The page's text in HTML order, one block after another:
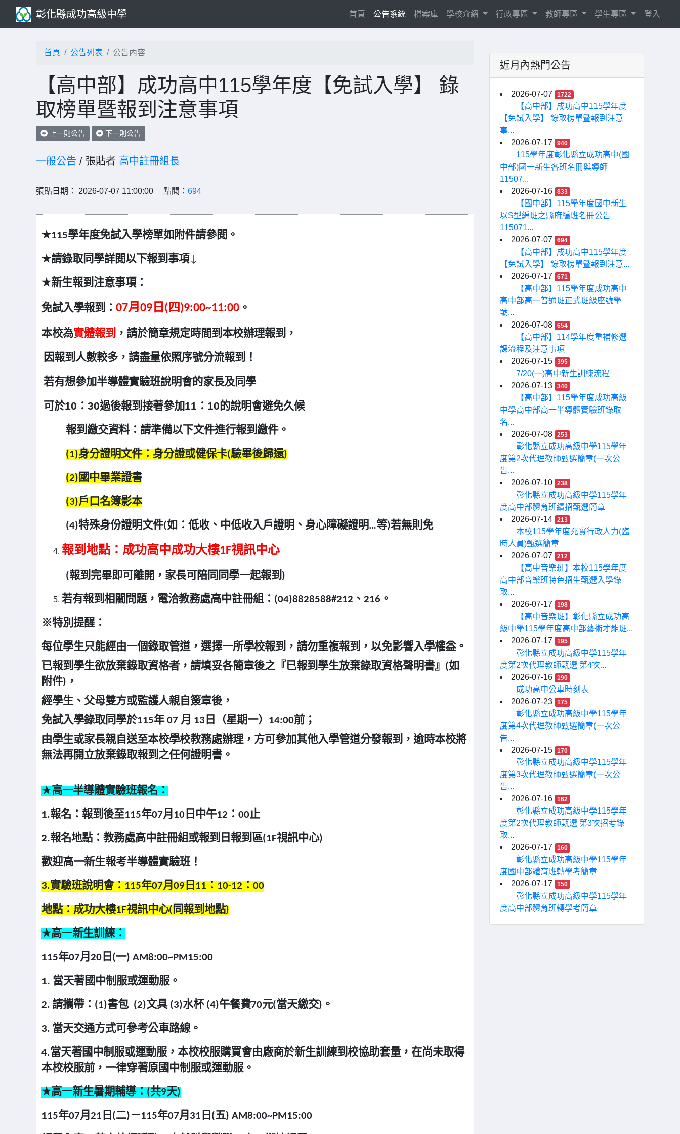
彰化縣成功高級中學 首頁 (current)
公告系統 檔案庫 學校介紹 行政專區 教師專區 學生專區 登入
首頁 公告列表 公告內容
【高中部】成功高中115學年度【免試入學】 錄
取榜單暨報到注意事項
上一則公告 下一則公告
一般公告 / 張貼者 高中註冊組長
張貼日期： 2026-07-07 11:00:00 點閱： 694
★115學年度免試入學榜單如附件請參閱。
★請錄取同學詳閱以下報到事項↓
★新生報到注意事項：
免試入學報到： 07月09日(四)9:00~11:00 。
本校為實體報到 ，請於簡章規定時間到本校辦理報到，
因報到人數較多，請盡量依照序號分流報到！
若有想參加半導體實驗班說明會的家長及同學
可於10：30過後報到接著參加11：10的說明會避免久候
報到繳交資料：請準備以下文件進行報到繳件。
(1)身分證明文件：身分證或健保卡(驗畢後歸還)
(2) 國中畢業證書
(3)戶口名簿影本
(4)特殊身份證明文件(如：低收、中低收入戶證明、身心障礙證明…等)若無則免
報到地點：成功高中成功大樓1F視訊中心
(報到完畢即可離開，家長可陪同同學一起報到)
若有報到相關問題，電洽教務處高中註冊組：(04)8828588#212、216。
※特別提醒：
每位學生只能經由一個錄取管道，選擇一所學校報到，請勿重複報到，以免影響入學權益。
已報到學生欲放棄錄取資格者，請填妥各簡章後之『已報到學生放棄錄取資格聲明書』(如
附件)，
經學生、父母雙方或監護人親自簽章後，
免試入學錄取同學於115年 07 月 13日（星期一）14:00前；
由學生或家長親自送至本校學校教務處辦理，方可參加其他入學管道分發報到，逾時本校將
無法再開立放棄錄取報到之任何證明書。
★高一半導體實驗班報名：
1.報名：報到後至115年07月10日中午12：00止
2.報名地點：教務處高中註冊組或報到日報到區(1F視訊中心)
歡迎高一新生報考半導體實驗班！
3.實驗班說明會：115年07月09日11：10-12：00
地點：成功大樓1F視訊中心(同報到地點)
★高一新生訓練：
115年07月20日(一) AM8:00~PM15:00
1. 當天著國中制服或運動服。
2. 請攜帶：(1)書包 (2)文具 (3)水杯 (4)午餐費70元(當天繳交)。
3. 當天交通方式可參考公車路線。
4.當天著國中制服或運動服，本校校服購買會由廠商於新生訓練到校協助套量，在尚未取得
本校校服前，一律穿著原國中制服或運動服。
★高一新生暑期輔導：(共9天)
115年07月21日(二)－115年07月31日(五) AM8:00~PM15:00
近月內熱門公告
2026-07-07 1722
【高中部】成功高中115學年度
【免試入學】 錄取榜單暨報到注意
事...
2026-07-17
940
115學年度彰化縣立成功高中(國
中部)國一新生各班名冊與導師
11507...
2026-07-16
833
【國中部】115學年度國中新生
以S型編班之縣府編班名冊公告
115071...
2026-07-07
694
【高中部】成功高中115學年度
【免試入學】 錄取榜單暨報到注意...
2026-07-17
671
【高中部】115學年度成功高中
高中部高一普通班正式班級座號學
號...
2026-07-08
654
【高中部】114學年度重補修選
課流程及注意事項
2026-07-15
395
7/20(一)高中新生訓練流程
2026-07-13
340
【高中部】115學年度成功高級
中學高中部高一半導體實驗班錄取
名...
2026-07-08
253
彰化縣立成功高級中學115學年
度第2次代理教師甄選簡章(一次公
告...
2026-07-10
238
彰化縣立成功高級中學115學年
度高中部體育班續招甄選簡章
2026-07-14
213
本校115學年度充實行政人力(臨
時人員)甄選簡章
2026-07-07
212
【高中音樂班】本校115學年度
高中部音樂班特色招生甄選入學錄
取...
2026-07-17
198
【高中音樂班】彰化縣立成功高
級中學115學年度高中部藝術才能班...
2026-07-17
195
彰化縣立成功高級中學115學年
度第2次代理教師甄選 第4次...
2026-07-16
190
成功高中公車時刻表
2026-07-23
175
彰化縣立成功高級中學115學年
度第4次代理教師甄選簡章(一次公
告...
2026-07-15
170
彰化縣立成功高級中學115學年
度第3次代理教師甄選簡章(一次公
告...
2026-07-16
162
彰化縣立成功高級中學115學年
度第2次代理教師甄選 第3次招考錄
取...
2026-07-17
160
彰化縣立成功高級中學115學年
度國中部體育班轉學考簡章
2026-07-17
150
彰化縣立成功高級中學115學年
度高中部體育班轉學考簡章